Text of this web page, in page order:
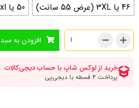
46 یا 3XL (عرض 55 سانت) 50 یا 5xl (عرض 59 سانت)
افزودن به